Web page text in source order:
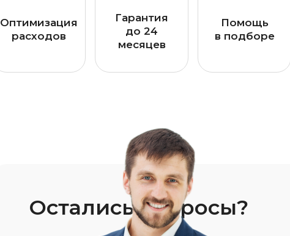
Оптимизация
расходов
Гарантия
до 24
месяцев
Помощь
в подборе
Остались вопросы?